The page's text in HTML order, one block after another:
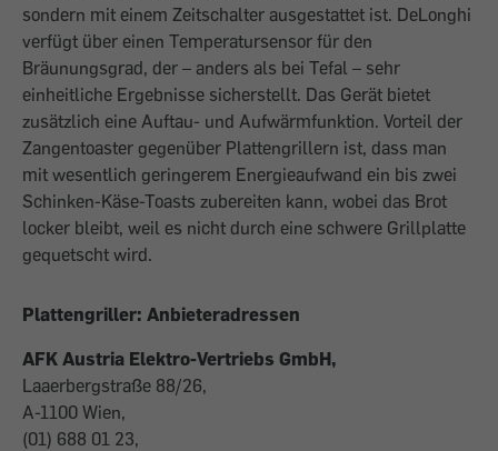
sondern mit einem Zeitschalter ausgestattet ist. DeLonghi
verfügt über einen Temperatursensor für den
Bräunungsgrad, der – anders als bei Tefal – sehr
einheitliche Ergebnisse sicherstellt. Das Gerät bietet
zusätzlich eine Auftau- und Aufwärmfunktion. Vorteil der
Zangentoaster gegenüber Plattengrillern ist, dass man
mit wesentlich geringerem Energieaufwand ein bis zwei
Schinken-Käse-Toasts zubereiten kann, wobei das Brot
locker bleibt, weil es nicht durch eine schwere Grillplatte
gequetscht wird.
Plattengriller: Anbieteradressen
AFK Austria Elektro-Vertriebs GmbH,
Laaerbergstraße 88/26,
A-1100 Wien,
(01) 688 01 23,